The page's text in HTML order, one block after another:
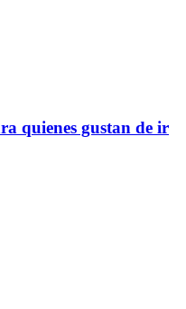
quienes gustan de ir